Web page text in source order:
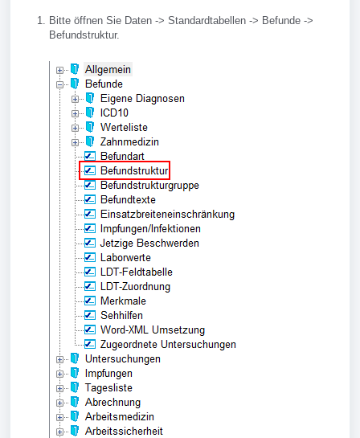
Bitte öffnen Sie Daten -> Standardtabellen -> Befunde ->
Befundstruktur.